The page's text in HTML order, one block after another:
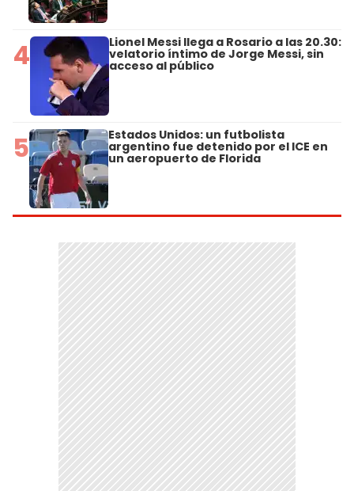
4 Lionel Messi llega a Rosario a las 20.30:
velatorio íntimo de Jorge Messi, sin
acceso al público
5 Estados Unidos: un futbolista
argentino fue detenido por el ICE en
un aeropuerto de Florida